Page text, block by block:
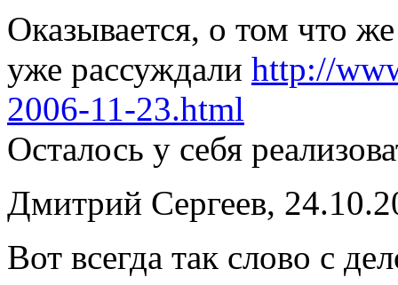
Оказывается, о том что
уже рассуждали http://
2006-11-23.html
Осталось у себя
Дмитрий Сергеев,
Вот всегда так слово с